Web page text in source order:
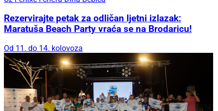
Rezervirajte petak za odličan ljetni izlazak:
Maratuša Beach Party vraća se na Brodaricu!
Od 11. do 14. kolovoza